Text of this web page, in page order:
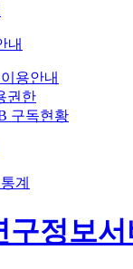
내
용안내
권한
구독현황
계